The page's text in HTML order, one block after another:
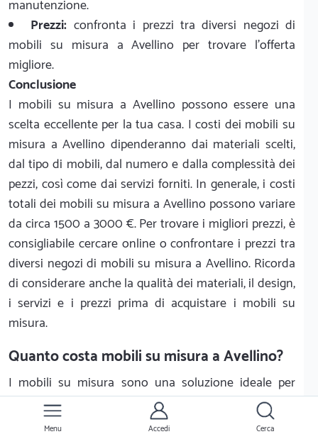
manutenzione.
Prezzi: confronta i prezzi tra diversi negozi di
mobili su misura a Avellino per trovare l'offerta
migliore.
Conclusione
I mobili su misura a Avellino possono essere una
scelta eccellente per la tua casa. I costi dei mobili su
misura a Avellino dipenderanno dai materiali scelti,
dal tipo di mobili, dal numero e dalla complessità dei
pezzi, così come dai servizi forniti. In generale, i costi
totali dei mobili su misura a Avellino possono variare
da circa 1500 a 3000 €. Per trovare i migliori prezzi, è
consigliabile cercare online o confrontare i prezzi tra
diversi negozi di mobili su misura a Avellino. Ricorda
di considerare anche la qualità dei materiali, il design,
i servizi e i prezzi prima di acquistare i mobili su
misura.
Quanto costa mobili su misura a Avellino?
I mobili su misura sono una soluzione ideale per
sfruttare al meglio lo spazio a disposizione e arredare
con stile e funzionalità la propria casa. Ma quanto
Menu Accedi Cerca